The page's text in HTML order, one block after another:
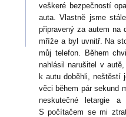
veškeré bezpečností
auta. Vlastně jsme
připravený za autem na
mříže a byl uvnitř. Na
můj telefon. Během
nahlásil narušitel v
k autu doběhli, neštěstí
věci během pár sekund
neskutečné letargie
S počítačem se mi